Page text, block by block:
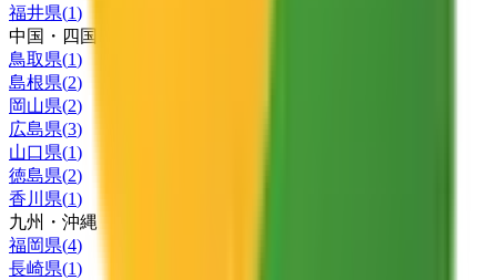
福井県(1)
中国・四国
鳥取県(1)
島根県(2)
岡山県(2)
広島県(3)
山口県(1)
徳島県(2)
香川県(1)
九州・沖縄
福岡県(4)
長崎県(1)